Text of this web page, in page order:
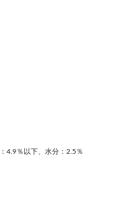
4.9％以下、水分：2.5％